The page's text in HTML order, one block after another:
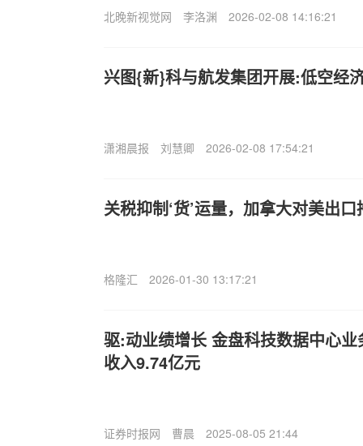
北晚新视觉网 李洛渊 2026-02-08 14:16:21
兴图{新}科与航发集团开展:低空经
潇湘晨报 刘慧卿 2026-02-08 17:54:21
关税抑制‘货’运量，加拿大对美出
格隆汇 2026-01-30 13:17:21
驱:动业绩增长 金盘科技数据中心
收入9.74亿元
证券时报网 曹晨 2025-08-05 21:44